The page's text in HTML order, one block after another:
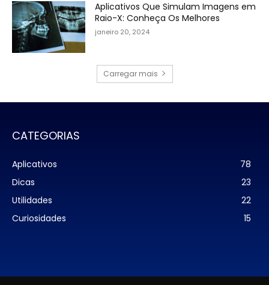
Aplicativos Que Simulam Imagens em
Raio-X: Conheça Os Melhores
janeiro 20, 2024
Carregar mais
CATEGORIAS
Aplicativos
78
Dicas
23
Utilidades
22
Curiosidades
15